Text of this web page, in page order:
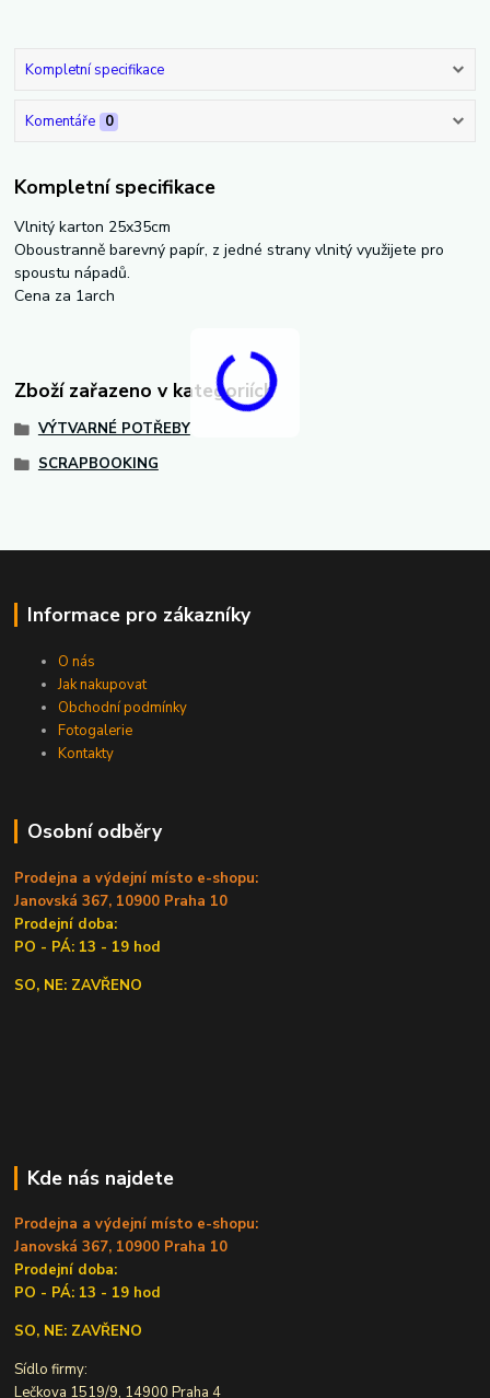
Kompletní specifikace
Komentáře 0
Kompletní specifikace
Vlnitý karton 25x35cm
Oboustranně barevný papír, z jedné strany vlnitý využijete pro
spoustu nápadů.
Cena za 1arch
Zboží zařazeno v kategoriích
VÝTVARNÉ POTŘEBY
SCRAPBOOKING
Informace pro zákazníky
O nás
Jak nakupovat
Obchodní podmínky
Fotogalerie
Kontakty
Osobní odběry
Prodejna a výdejní místo e-shopu:
Janovská 367, 10900 Praha 10
Prodejní doba:
PO - PÁ: 13 - 19 hod
SO, NE: ZAVŘENO
Kde nás najdete
Prodejna a výdejní místo e-shopu:
Janovská 367, 10900 Praha 10
Prodejní doba:
PO - PÁ: 13 - 19 hod
SO, NE: ZAVŘENO
Sídlo firmy:
Lečkova 1519/9, 14900 Praha 4